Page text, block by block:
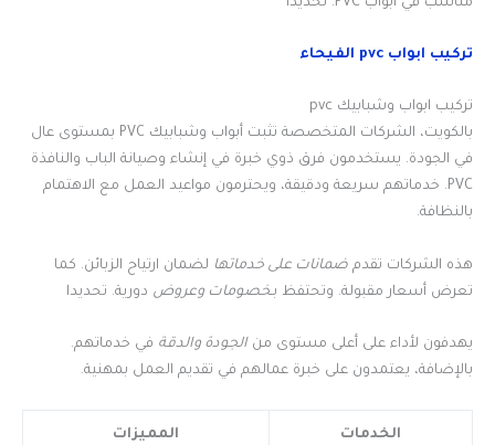
تركيب ابواب pvc الفيحاء
تركيب ابواب وشبابيك pvc
بالكويت، الشركات المتخصصة تثبت أبواب وشبابيك PVC بمستوى عال
في الجودة. يستخدمون فرق ذوي خبرة في إنشاء وصيانة الباب والنافذة
PVC. خدماتهم سريعة ودقيقة، ويحترمون مواعيد العمل مع الاهتمام
بالنظافة.
هذه الشركات تقدم ضمانات على خدماتها لضمان ارتياح الزبائن. كما
تعرض أسعار مقبولة. وتحتفظ بـخصومات وعروض دورية. تحديدا
يهدفون لأداء على أعلى مستوى من الجودة والدقة في خدماتهم.
بالإضافة، يعتمدون على خبرة عمالهم في تقديم العمل بمهنية.
الخدمات المميزات